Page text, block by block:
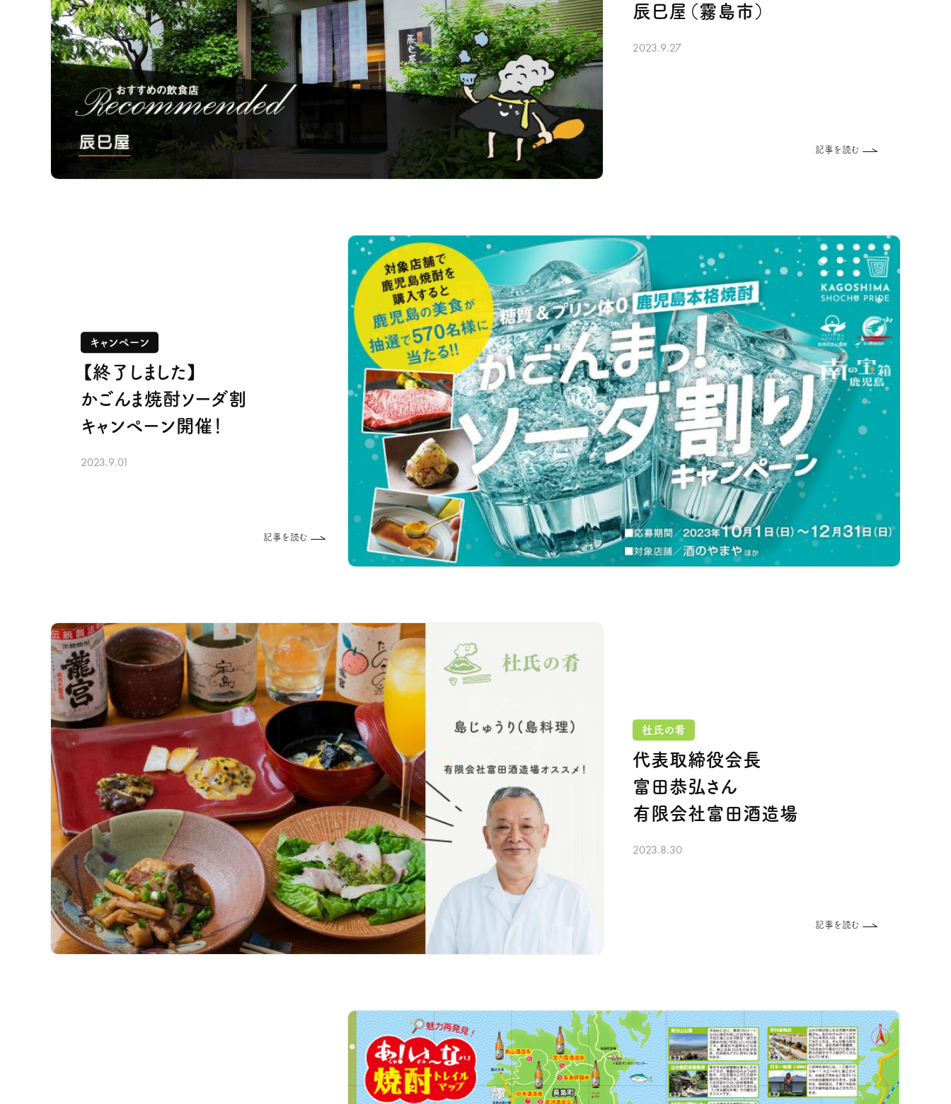
辰巳屋（霧島市）
2023.9.27
記事を読む
キャンペーン
【終了しました】
かごんま焼酎ソーダ割
キャンペーン開催！
2023.9.01
記事を読む
杜氏の肴
代表取締役会長
富田恭弘さん
有限会社富田酒造場
2023.8.30
記事を読む